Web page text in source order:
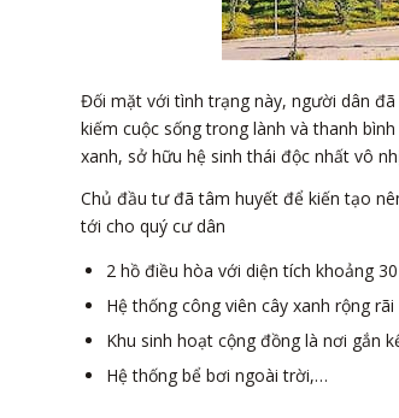
Đối mặt với tình trạng này, người dân
kiếm cuộc sống trong lành và thanh
xanh, sở hữu hệ sinh thái độc nhất vô
Chủ đầu tư đã tâm huyết để kiến tạo
tới cho quý cư dân
2 hồ điều hòa với diện tích khoảng
Hệ thống công viên cây xanh rộng
Khu sinh hoạt cộng đồng là nơi gắn
Hệ thống bể bơi ngoài trời,…